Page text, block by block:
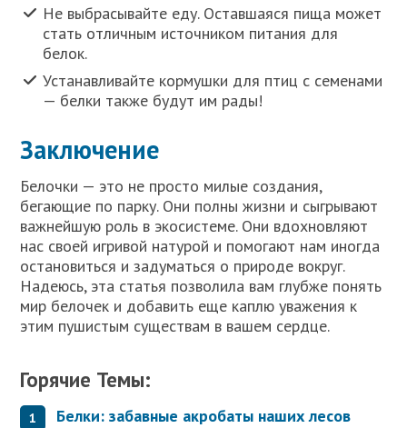
Не выбрасывайте еду. Оставшаяся пища может
стать отличным источником питания для
белок.
Устанавливайте кормушки для птиц с семенами
— белки также будут им рады!
Заключение
Белочки — это не просто милые создания,
бегающие по парку. Они полны жизни и сыгрывают
важнейшую роль в экосистеме. Они вдохновляют
нас своей игривой натурой и помогают нам иногда
остановиться и задуматься о природе вокруг.
Надеюсь, эта статья позволила вам глубже понять
мир белочек и добавить еще каплю уважения к
этим пушистым существам в вашем сердце.
Горячие Темы:
Белки: забавные акробаты наших лесов